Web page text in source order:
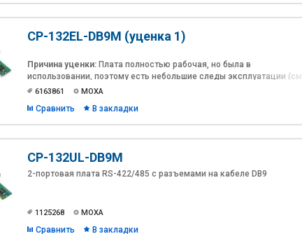
CP-132EL-DB9M (уценка 1)
Причина уценки: Плата полностью рабочая, но была в
использовании, поэтому есть небольшие следы эксплуатации (см.
фото). Упаковка не родная, вид непрезентабельный.
6163861 MOXA
Сравнить В закладки
CP-132UL-DB9M
2-портовая плата RS-422/485 с разъемами на кабеле DB9
1125268 MOXA
Сравнить В закладки